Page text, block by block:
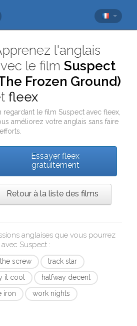
l'anglais
le filmSuspect
Frozen Ground)
fleex
regardant le film Suspect avecfleex
améliorez votre anglais sans faire
Essayer fleex
gratuitement
Retour à la liste des films
anglaises que vous pourrez
Suspect :
screw
track star
it cool
halfway decent
iron
work nights